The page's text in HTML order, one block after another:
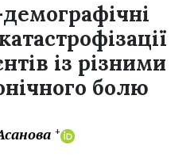
із різними
болю
+